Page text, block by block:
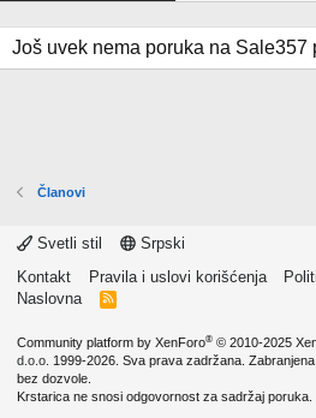
Još uvek nema poruka na Sale357
Članovi
Svetli stil
Srpski
Kontakt
Pravila i uslovi korišćenja
Naslovna
R
Community platform by XenForo® © 2010-2025
d.o.o. 1999-2026. Sva prava zadržana.
bez dozvole.
Krstarica ne snosi odgovornost za sadržaj poruka.